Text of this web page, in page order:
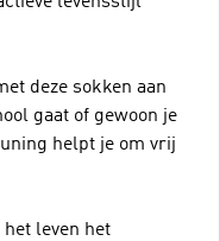
deze sokken aan
gaat of gewoon je
helpt je om vrij
leven het